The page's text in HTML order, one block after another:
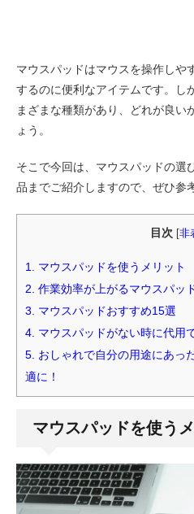
マウスパッドはマウスを操作しや
するのに便利なアイテムです。し
まざまな種類があり、どれが良い
ょう。
そこで今回は、マウスパッドの選
品までご紹介しますので、ぜひ参
目次 非
1. マウスパッドを使うメリット
2. 作業効率が上がるマウスパッ
3. マウスパッドおすすめ15選
4. マウスパッドがない時に代用
5. おしゃれで自分の用途にあっ
適に！
マウスパッドを使う